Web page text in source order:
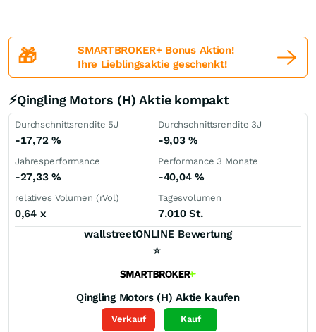
🎁
SMARTBROKER+ Bonus Aktion!
Ihre Lieblingsaktie geschenkt!
⚡Qingling Motors (H) Aktie kompakt
Durchschnittsrendite 5J
-17,72 %
Durchschnittsrendite 3J
-9,03%
Jahresperformance
-27,33 %
Performance 3 Monate
-40,04 %
relatives Volumen (rVol)
0,64 x
Tagesvolumen
7.010 St.
wallstreetONLINE Bewertung
⭐
Qingling Motors (H) Aktie kaufen
Verkauf Kauf